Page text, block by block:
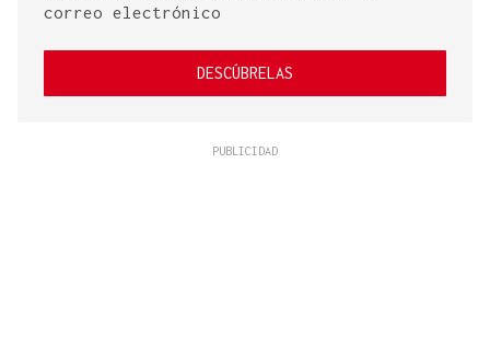
correo electrónico
DESCÚBRELAS